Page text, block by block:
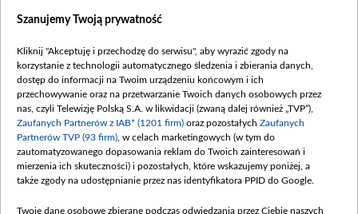
Dostępność
Procedura zgłoszeń wewnętrznych
Szanujemy Twoją prywatność
Kliknij "Akceptuję i przechodzę do serwisu", aby wyrazić zgody na
korzystanie z technologii automatycznego śledzenia i zbierania danych,
dostęp do informacji na Twoim urządzeniu końcowym i ich
przechowywanie oraz na przetwarzanie Twoich danych osobowych przez
nas, czyli Telewizję Polską S.A. w likwidacji (zwaną dalej również „TVP”),
Zaufanych Partnerów z IAB* (1201 firm) oraz pozostałych Zaufanych
Partnerów TVP (93 firm) , w celach marketingowych (w tym do
zautomatyzowanego dopasowania reklam do Twoich zainteresowań i
mierzenia ich skuteczności) i pozostałych, które wskazujemy poniżej, a
także zgody na udostępnianie przez nas identyfikatora PPID do Google.
Twoje dane osobowe zbierane podczas odwiedzania przez Ciebie naszych